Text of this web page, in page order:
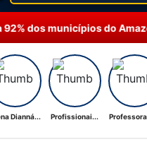
municípios do Amazonas
Dianná... Profissionai...